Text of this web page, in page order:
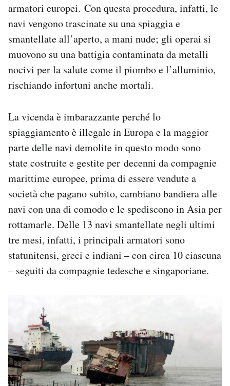
armatori europei. Con questa procedura, infatti, le
navi vengono trascinate su una spiaggia e
smantellate all’aperto, a mani nude; gli operai si
muovono su una battigia contaminata da metalli
nocivi per la salute come il piombo e l’alluminio,
rischiando infortuni anche mortali.
La vicenda è imbarazzante perché lo
spiaggiamento è illegale in Europa e la maggior
parte delle navi demolite in questo modo sono
state costruite e gestite per decenni da compagnie
marittime europee, prima di essere vendute a
società che pagano subito, cambiano bandiera alle
navi con una di comodo e le spediscono in Asia per
rottamarle. Delle 13 navi smantellate negli ultimi
tre mesi, infatti, i principali armatori sono
statunitensi, greci e indiani – con circa 10 ciascuna
– seguiti da compagnie tedesche e singaporiane.